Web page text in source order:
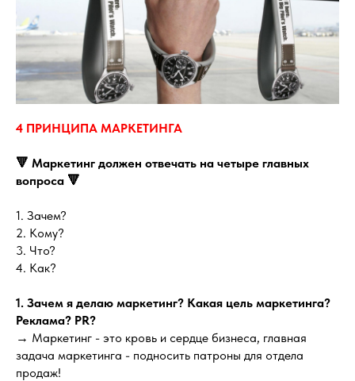
4 ПРИНЦИПА МАРКЕТИНГА
🔻 Маркетинг должен отвечать на четыре главных
вопроса 🔻
1. Зачем?
2. Кому?
3. Что?
4. Как?
1. Зачем я делаю маркетинг? Какая цель маркетинга?
Реклама? PR?
→ Маркетинг - это кровь и сердце бизнеса, главная
задача маркетинга - подносить патроны для отдела
продаж!